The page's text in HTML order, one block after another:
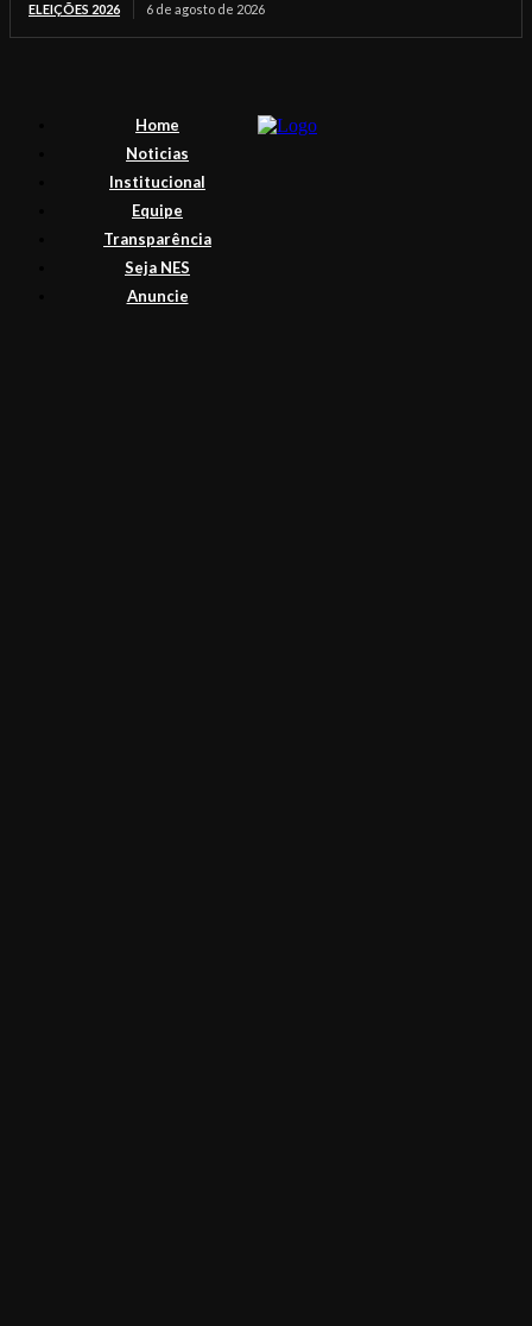
ELEIÇÕES 2026 6 de agosto de 2026
Home
Noticias
Institucional
Equipe
Transparência
Seja NES
Anuncie